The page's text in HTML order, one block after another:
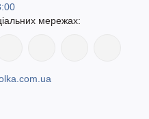
мережах: